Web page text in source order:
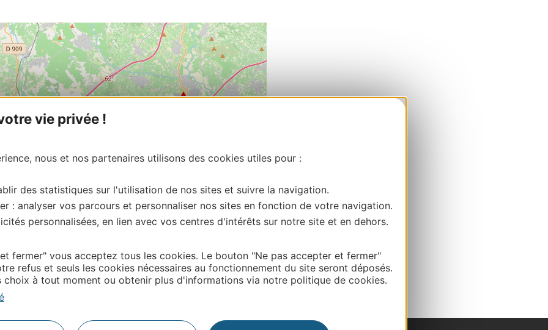
vie privée !
nous et nos partenaires utilisons des cookies utiles pour :
des statistiques sur l'utilisation de nos sites et suivre la navigation.
: analyser vos parcours et personnaliser nos sites en fonction de votre navigation.
personnalisées, en lien avec vos centres d'intérêts sur notre site et en dehors.
fermer" vous acceptez tous les cookies. Le bouton "Ne pas accepter et fermer"
refus et seuls les cookies nécessaires au fonctionnement du site seront déposés.
choix à tout moment ou obtenir plus d'informations via notre politique de cookies.
Leaflet| Map data © OpenStreetMap contributors
de cette activité?